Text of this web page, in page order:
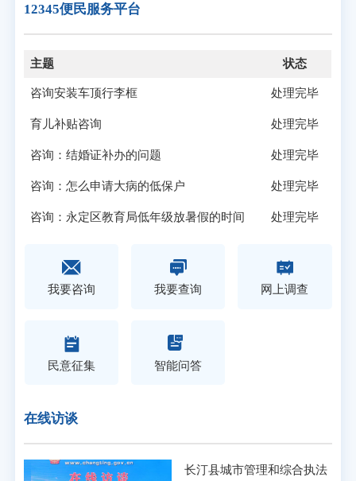
12345便民服务平台
主题 状态
咨询安装车顶行李框 处理完毕
育儿补贴咨询 处理完毕
咨询：结婚证补办的问题 处理完毕
咨询：怎么申请大病的低保户 处理完毕
咨询：永定区教育局低年级放暑假的时间 处理完毕
我要咨询 我要查询 网上调查
民意征集 智能问答
在线访谈
长汀县城市管理和综合执法